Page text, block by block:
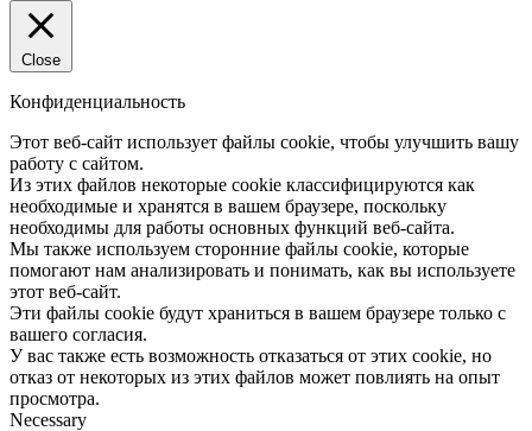
Close
Конфиденциальность
Этот веб-сайт использует файлы cookie, чтобы улучшить вашу
работу с сайтом.
Из этих файлов некоторые cookie классифицируются как
необходимые и хранятся в вашем браузере, поскольку
необходимы для работы основных функций веб-сайта.
Мы также используем сторонние файлы cookie, которые
помогают нам анализировать и понимать, как вы используете
этот веб-сайт.
Эти файлы cookie будут храниться в вашем браузере только с
вашего согласия.
У вас также есть возможность отказаться от этих cookie, но
отказ от некоторых из этих файлов может повлиять на опыт
просмотра.
Necessary